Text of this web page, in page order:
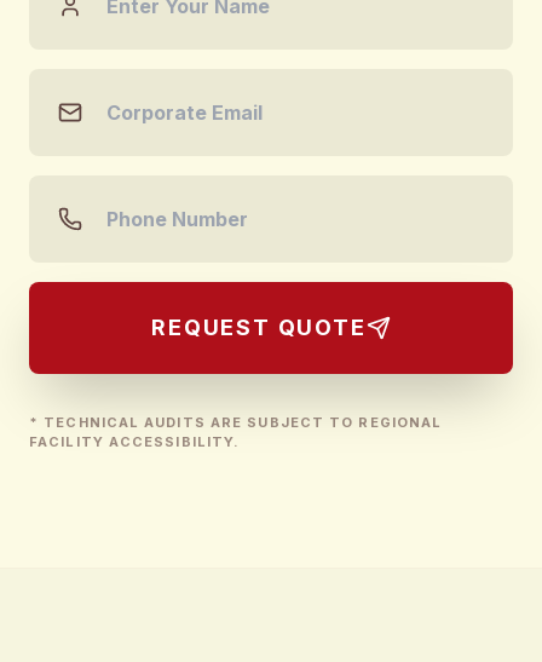
REQUEST QUOTE
* TECHNICAL AUDITS ARE SUBJECT TO REGIONAL
FACILITY ACCESSIBILITY.